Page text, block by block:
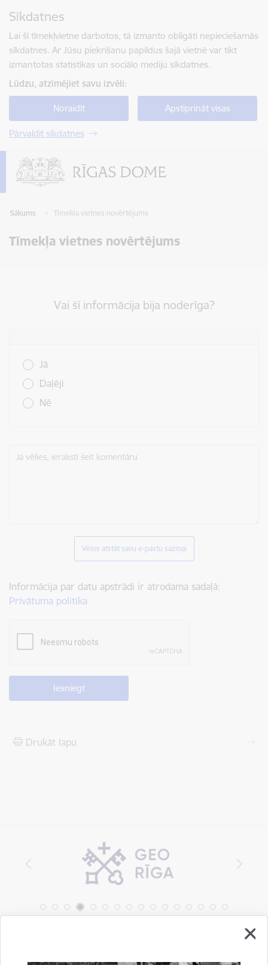
Sīkdatnes
Lai šī tīmekļvietne darbotos, tā izmanto obligāti nepieciešamās
sīkdatnes. Ar Jūsu piekrišanu papildus šajā vietnē var tikt
izmantotas statistikas un sociālo mediju sīkdatnes.
Lūdzu, atzīmējiet savu izvēli:
Noraidīt Apstiprināt visas
Pārvaldīt sīkdatnes
Sākums Tīmekļa vietnes novērtējums
Tīmekļa vietnes novērtējums
Vai šī informācija bija noderīga?
Jā
Daļēji
Nē
Ja vēlies, ieraksti šeit komentāru
Vēlos atstāt savu e-pastu saziņai
Informācija par datu apstrādi ir atrodama sadaļā:
Privātuma politika
Drukāt lapu